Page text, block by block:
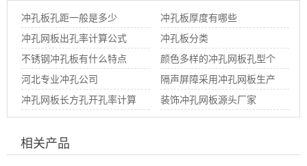
冲孔板孔距一般是多少
冲孔板厚度有哪些
冲孔网板出孔率计算公式
（附图）
冲孔板分类
不锈钢冲孔板有什么特点
颜色多样的冲孔网板孔型个
性图片
河北专业冲孔公司
隔声屏障采用冲孔网板生产
冲孔网板长方孔开孔率计算
公式（带图）
装饰冲孔网板源头厂家
相关产品